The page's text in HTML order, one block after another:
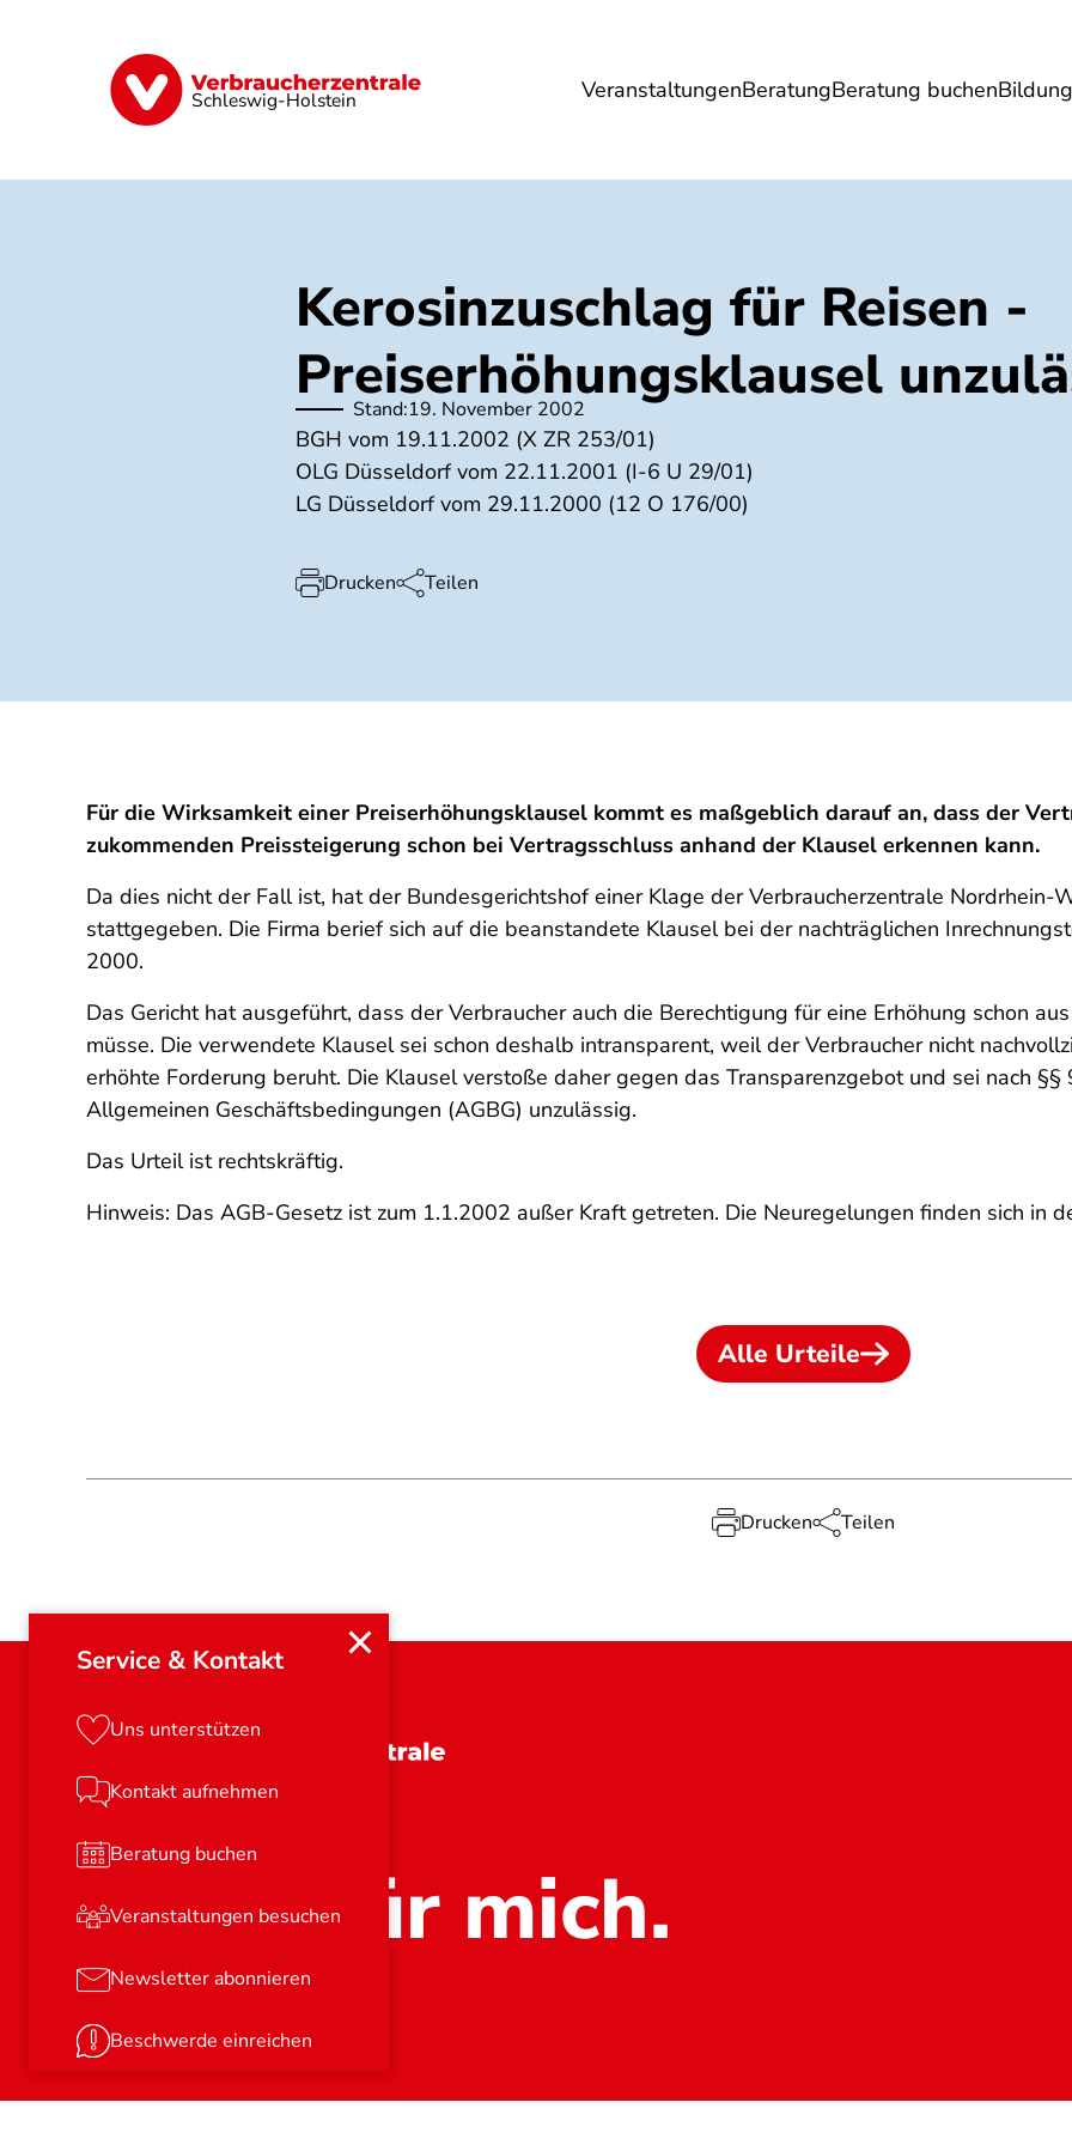
Schleswig-Holstein VeranstaltungenBeratungBeratung buchenBildung
Finanzen Digitales Lebensmittel Umwelt Gesundheit Energie
Service & Kontakt
Uns unterstützen
Kontakt aufnehmen
Beratung buchen
Veranstaltungen besuchen
Newsletter abonnieren
Beschwerde einreichen
Kerosinzuschlag für Reisen -
Preiserhöhungsklausel
Stand:19. November 2002
BGH vom 19.11.2002 (X ZR 253/01)
OLG Düsseldorf vom 22.11.2001 (I-6 U 29/01)
LG Düsseldorf vom 29.11.2000 (12 O 176/00)
Drucken Teilen
Für die Wirksamkeit einer Preiserhöhungsklausel kommt es maßgeblich darauf an, dass der
zukommenden Preissteigerung schon bei Vertragsschluss anhand der Klausel erkennen kann.
Da dies nicht der Fall ist, hat der Bundesgerichtshof einer Klage der Verbraucherzentrale Nordrhein-
stattgegeben. Die Firma berief sich auf die beanstandete Klausel bei der nachträglichen
2000.
Das Gericht hat ausgeführt, dass der Verbraucher auch die Berechtigung für eine Erhöhung schon
müsse. Die verwendete Klausel sei schon deshalb intransparent, weil der Verbraucher nicht
erhöhte Forderung beruht. Die Klausel verstoße daher gegen das Transparenzgebot und sei nach
Allgemeinen Geschäftsbedingungen (AGBG) unzulässig.
Das Urteil ist rechtskräftig.
Hinweis: Das AGB-Gesetz ist zum 1.1.2002 außer Kraft getreten. Die Neuregelungen finden sich in
Alle Urteile
Drucken Teilen
Stark für mich.